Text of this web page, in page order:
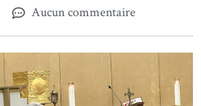
Aucun commentaire